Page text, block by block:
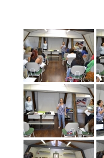
Turística
Guaratinguetá